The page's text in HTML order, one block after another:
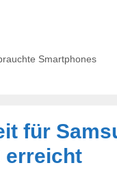
Smartphones
für
erreicht